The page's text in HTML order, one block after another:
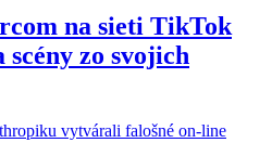
na sieti TikTok
zo svojich